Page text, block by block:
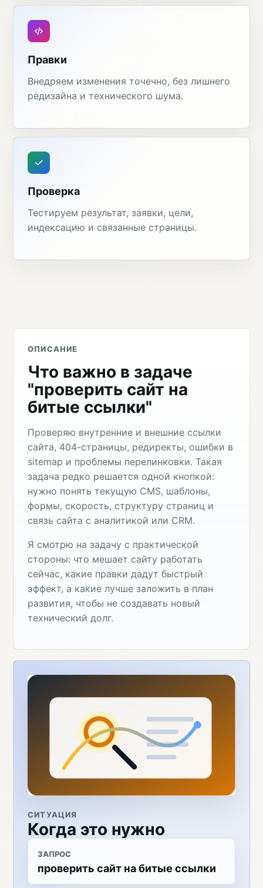
Правки
Внедряем изменения точечно, без лишнего
редизайна и технического шума.
Проверка
Тестируем результат, заявки, цели,
индексацию и связанные страницы.
ОПИСАНИЕ
Что важно в задаче
"проверить сайт на
битые ссылки"
Проверяю внутренние и внешние ссылки
сайта, 404-страницы, редиректы, ошибки в
sitemap и проблемы перелинковки. Такая
задача редко решается одной кнопкой:
нужно понять текущую CMS, шаблоны,
формы, скорость, структуру страниц и
связь сайта с аналитикой или CRM.
Я смотрю на задачу с практической
стороны: что мешает сайту работать
сейчас, какие правки дадут быстрый
эффект, а какие лучше заложить в план
развития, чтобы не создавать новый
технический долг.
СИТУАЦИЯ
Когда это нужно
ЗАПРОС
проверить сайт на битые ссылки